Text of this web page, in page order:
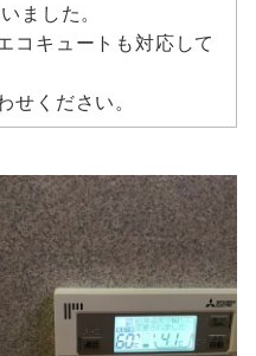
ました。
コキュートも対応して
せください。